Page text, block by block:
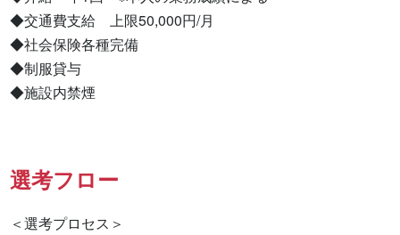
◆交通費支給　上限50,000円/月
◆社会保険各種完備
◆制服貸与
◆施設内禁煙
選考フロー
＜選考プロセス＞